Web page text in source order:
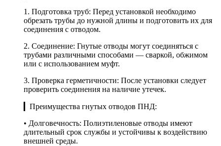
1. Подготовка труб: Перед установкой необходимо
обрезать трубы до нужной длины и подготовить их для
соединения с отводом.
2. Соединение: Гнутые отводы могут соединяться с
трубами различными способами — сваркой, обжимом
или с использованием муфт.
3. Проверка герметичности: После установки следует
проверить соединения на наличие утечек.
▎Преимущества гнутых отводов ПНД:
• Долговечность: Полиэтиленовые отводы имеют
длительный срок службы и устойчивы к воздействию
внешней среды.